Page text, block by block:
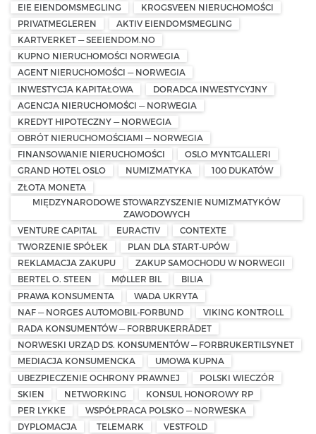
EIE EIENDOMSMEGLING
KROGSVEEN NIERUCHOMOŚCI
PRIVATMEGLEREN
AKTIV EIENDOMSMEGLING
KARTVERKET — SEEIENDOM.NO
KUPNO NIERUCHOMOŚCI NORWEGIA
AGENT NIERUCHOMOŚCI — NORWEGIA
INWESTYCJA KAPITAŁOWA
DORADCA INWESTYCYJNY
AGENCJA NIERUCHOMOŚCI — NORWEGIA
KREDYT HIPOTECZNY — NORWEGIA
OBRÓT NIERUCHOMOŚCIAMI — NORWEGIA
FINANSOWANIE NIERUCHOMOŚCI
OSLO MYNTGALLERI
GRAND HOTEL OSLO
NUMIZMATYKA
100 DUKATÓW
ZŁOTA MONETA
MIĘDZYNARODOWE STOWARZYSZENIE NUMIZMATYKÓW
ZAWODOWYCH
VENTURE CAPITAL
EURACTIV
CONTEXTE
TWORZENIE SPÓŁEK
PLAN DLA START-UPÓW
REKLAMACJA ZAKUPU
ZAKUP SAMOCHODU W NORWEGII
BERTEL O. STEEN
MØLLER BIL
BILIA
PRAWA KONSUMENTA
WADA UKRYTA
NAF — NORGES AUTOMOBIL-FORBUND
VIKING KONTROLL
RADA KONSUMENTÓW — FORBRUKERRÅDET
NORWESKI URZĄD DS. KONSUMENTÓW — FORBRUKERTILSYNET
MEDIACJA KONSUMENCKA
UMOWA KUPNA
UBEZPIECZENIE OCHRONY PRAWNEJ
POLSKI WIECZÓR
SKIEN
NETWORKING
KONSUL HONOROWY RP
PER LYKKE
WSPÓŁPRACA POLSKO — NORWESKA
DYPLOMACJA
TELEMARK
VESTFOLD